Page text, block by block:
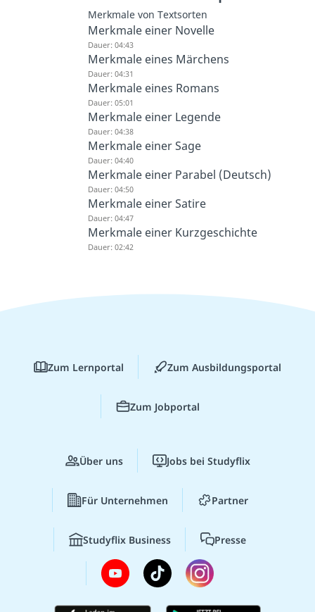
Merkmale von Textsorten
Merkmale einer Novelle
Dauer: 04:43
Merkmale eines Märchens
Dauer: 04:31
Merkmale eines Romans
Dauer: 05:01
Merkmale einer Legende
Dauer: 04:38
Merkmale einer Sage
Dauer: 04:40
Merkmale einer Parabel (Deutsch)
Dauer: 04:50
Merkmale einer Satire
Dauer: 04:47
Merkmale einer Kurzgeschichte
Dauer: 02:42
Zum Lernportal Zum Ausbildungsportal
Zum Jobportal
Über uns Jobs bei Studyflix
Für Unternehmen Partner
Studyflix Business Presse